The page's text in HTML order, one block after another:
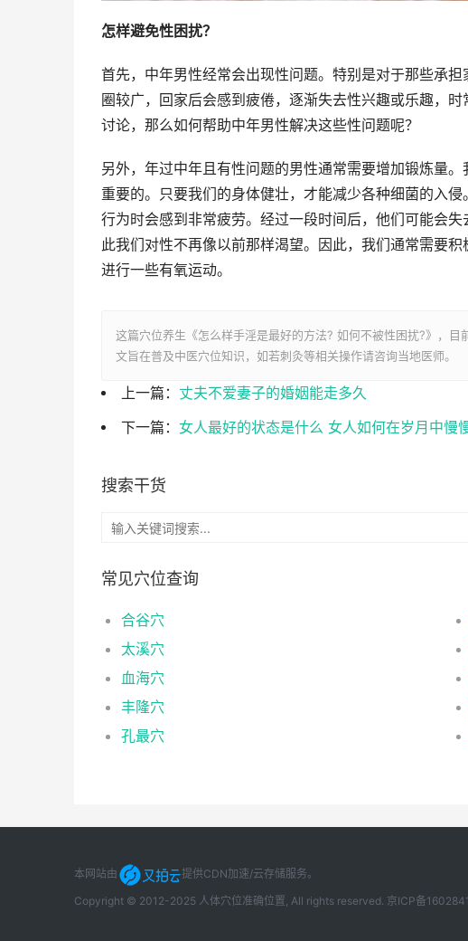
怎样避免性困扰？
首先，中年男性经常会出现性问题。特别是对于那些承
圈较广，回家后会感到疲倦，逐渐失去性兴趣或乐趣，
讨论，那么如何帮助中年男性解决这些性问题呢？
另外，年过中年且有性问题的男性通常需要增加锻炼量
重要的。只要我们的身体健壮，才能减少各种细菌的入
行为时会感到非常疲劳。经过一段时间后，他们可能会
此我们对性不再像以前那样渴望。因此，我们通常需要
进行一些有氧运动。
这篇穴位养生《怎么样手淫是最好的方法? 如何不被性困扰?》，目
文旨在普及中医穴位知识，如若刺灸等相关操作请咨询当地医师。
上一篇： 丈夫不爱妻子的婚姻能走多久
下一篇： 女人最好的状态是什么 女人如何在岁月中慢
搜索干货
常见穴位查询
合谷穴
太溪穴
血海穴
丰隆穴
孔最穴
本网站由 提供CDN加速/云存储服务。
Copyright © 2012-2025 人体穴位准确位置, All rights reserved. 京ICP备